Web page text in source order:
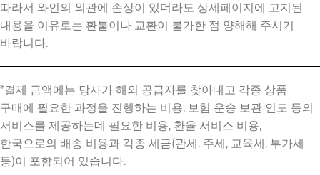
따라서 와인의 외관에 손상이 있더라도 상세페이지에 고지된
내용을 이유로는 환불이나 교환이 불가한 점 양해해 주시기
바랍니다.